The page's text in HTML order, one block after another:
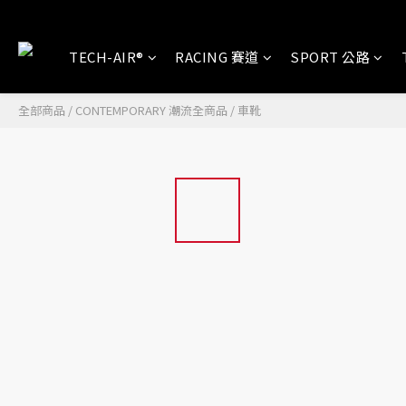
TECH-AIR® RACING 賽道 SPORT 公路
全部商品 / CONTEMPORARY 潮流全商品 / 車靴